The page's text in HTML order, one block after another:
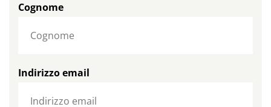
Cognome
Indirizzo email